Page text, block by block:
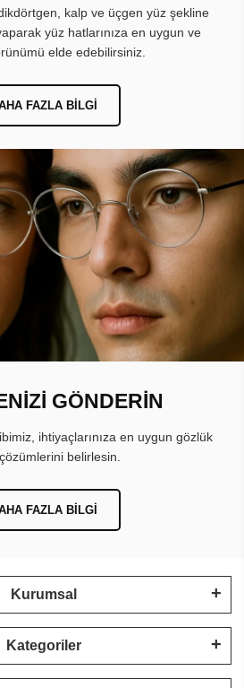
kalp ve üçgen yüz şekline
yüz hatlarınıza en uygun ve
elde edebilirsiniz.
FAZLA BILGI
GÖNDERİN
ihtiyaçlarınıza en uygun gözlük
belirlesin.
FAZLA BILGI
Kurumsal
Kategoriler